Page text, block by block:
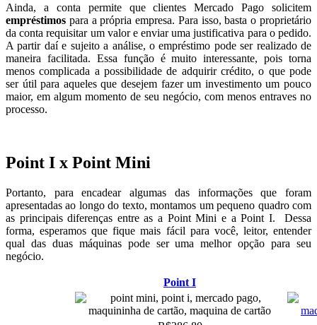
Ainda, a conta permite que clientes Mercado Pago solicitem
empréstimos para a própria empresa. Para isso, basta o proprietário
da conta requisitar um valor e enviar uma justificativa para o pedido.
A partir daí e sujeito a análise, o empréstimo pode ser realizado de
maneira facilitada. Essa função é muito interessante, pois torna
menos complicada a possibilidade de adquirir crédito, o que pode
ser útil para aqueles que desejem fazer um investimento um pouco
maior, em algum momento de seu negócio, com menos entraves no
processo.
Point I x Point Mini
Portanto, para encadear algumas das informações que foram
apresentadas ao longo do texto, montamos um pequeno quadro com
as principais diferenças entre as a Point Mini e a Point I. Dessa
forma, esperamos que fique mais fácil para você, leitor, entender
qual das duas máquinas pode ser uma melhor opção para seu
negócio.
Point I